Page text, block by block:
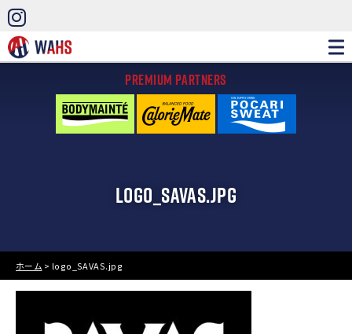
PREMIUM PARTNERS
LOGO_SAVAS.JPG
ホーム > logo_SAVAS.jpg